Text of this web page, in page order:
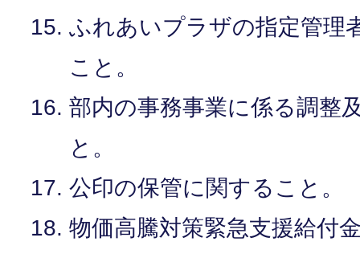
ふれあいプラザの指定管理
こと。
部内の事務事業に係る調整
と。
公印の保管に関すること。
物価高騰対策緊急支援給付